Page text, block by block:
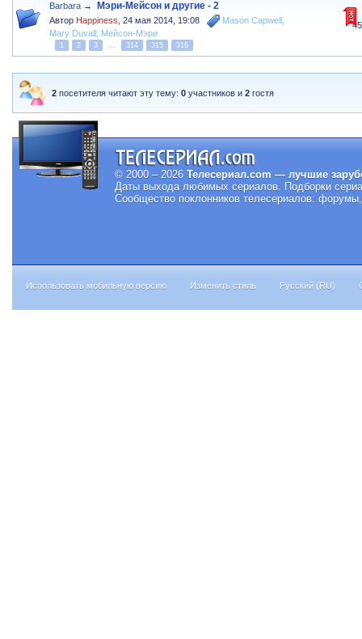
Barbara → Мэри-Мейсон и другие - 2
Автор Happiness ,24 мая 2014, 19:08 Mason Capwell
Mary Duvall Мейсон-Мэри
1 2 3 ... 314 315 316
2 посетителя читают эту тему:0 участников и2 гостя
© 2000 – 2026 Телесериал.com — лучшие
Даты выхода любимых сериалов. Подборки
Сообщество поклонников телесериалов:
Использовать мобильную версию Изменить стиль Русский (RU)